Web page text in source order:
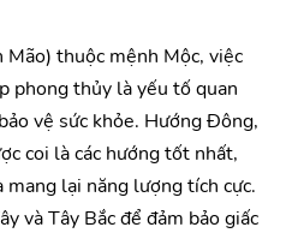
thuộc mệnh Mộc, việc
phong thủy là yếu tố quan
vệ sức khỏe. Hướng Đông,
coi là các hướng tốt nhất,
mang lại năng lượng tích cực.
và Tây Bắc để đảm bảo giấc